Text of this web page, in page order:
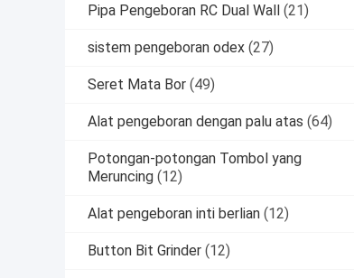
Pipa Pengeboran RC Dual Wall (21)
sistem pengeboran odex (27)
Seret Mata Bor (49)
Alat pengeboran dengan palu atas (64)
Potongan-potongan Tombol yang
Meruncing (12)
Alat pengeboran inti berlian (12)
Button Bit Grinder (12)